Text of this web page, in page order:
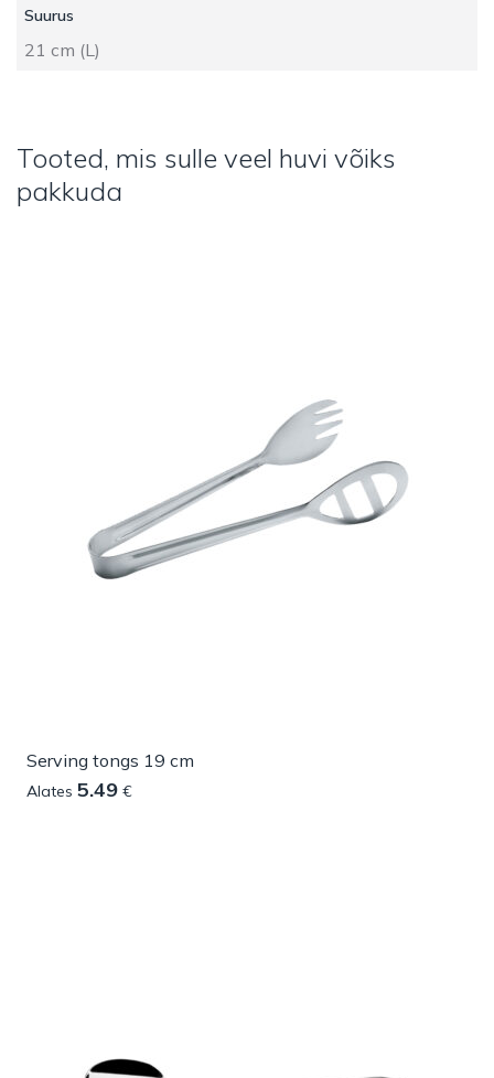
Suurus
21 cm (L)
Tooted, mis sulle veel huvi võiks
pakkuda
Serving tongs 19 cm
Alates 5.49 €